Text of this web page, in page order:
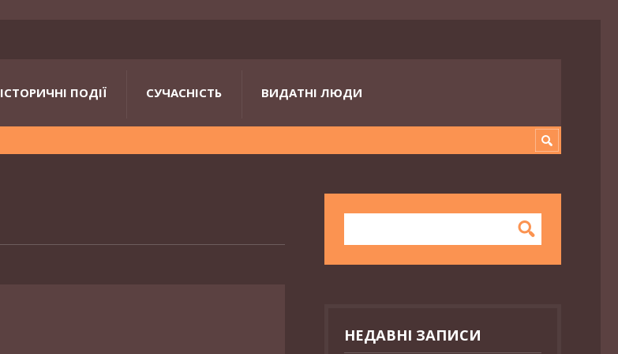
ІСТОРИЧНІ ПОДІЇ СУЧАСНІСТЬ ВИДАТНІ ЛЮДИ
НЕДАВНІ ЗАПИСИ